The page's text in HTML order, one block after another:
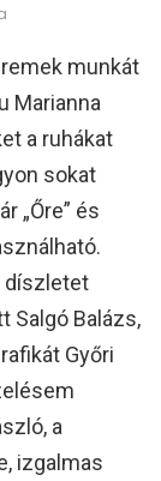
munkát
Marianna
a ruhákat
sokat
„Őre” és
díszletet
Salgó Balázs,
Győri
a
izgalmas